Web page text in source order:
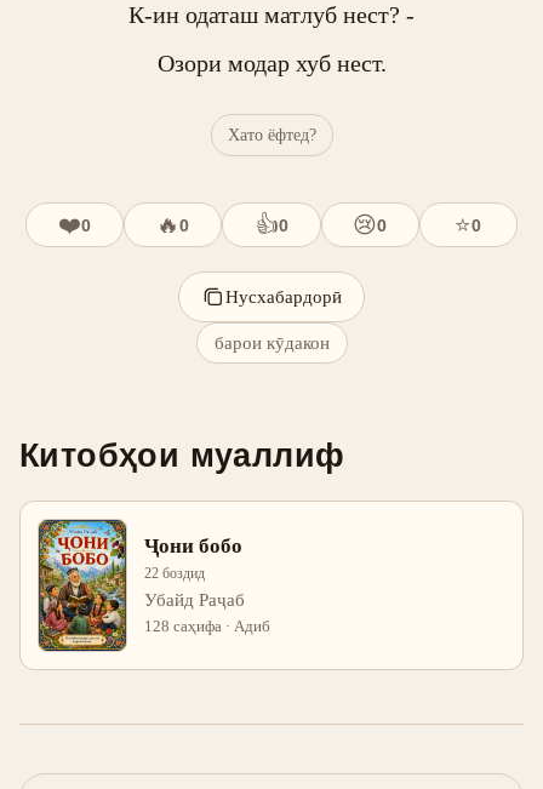
К-ин одаташ матлуб нест? -
Озори модар хуб нест.
Хато ёфтед?
❤️0 🔥0 👍0 😢0 ⭐0
Нусхабардорӣ
барои кӯдакон
Китобҳои муаллиф
Ҷони бобо
22 боздид
Убайд Раҷаб
128 саҳифа · Адиб